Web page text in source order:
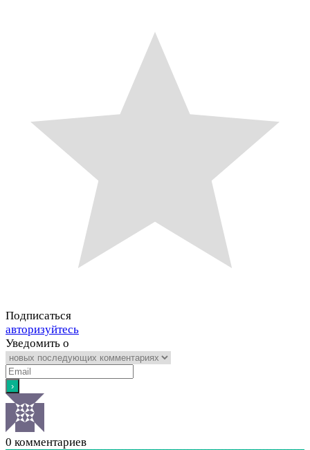
Подписаться
авторизуйтесь
Уведомить о
0 комментариев